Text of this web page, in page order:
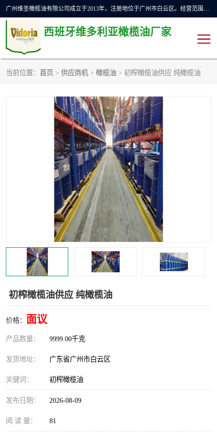
广州维圣橄榄油有限公司成立于2013年，注册地位于广州市白云区。经营范围包括饲料原料销售;畜牧渔业饲料销售;化妆品批发;贸易经纪;食品进出口等，主要产品有：橄榄果渣油，橄榄油，纯橄榄油等。
西班牙维多利亚橄榄油厂家
当前位置： 首页 > 供应商机 > 橄榄油 > 初榨橄榄油供应 纯橄榄油
初榨橄榄油供应 纯橄榄油
价格： 面议
产品数量： 9999.00千克
发货地址： 广东省广州市白云区
关键词： 初榨橄榄油
发布日期： 2026-08-09
阅 读 量： 81
费利佩橄榄油 特级初榨橄榄油
精炼橄榄油